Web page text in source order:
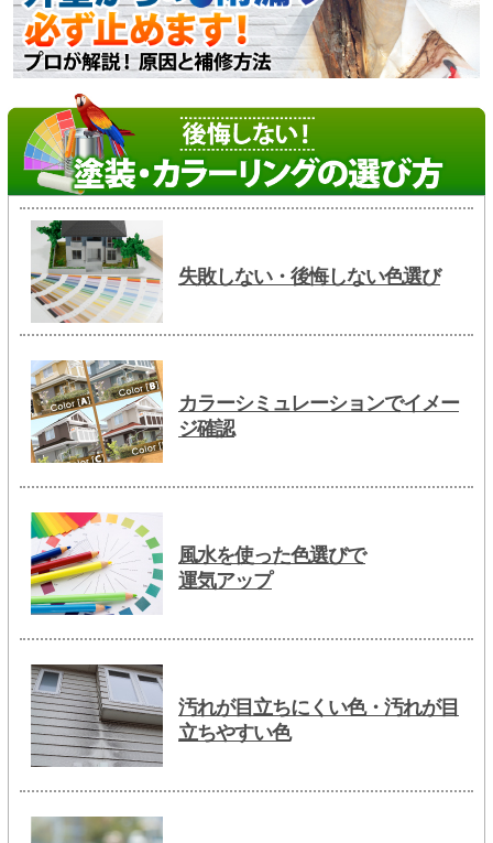
失敗しない・後悔しない色選び
カラーシミュレーションでイメー
ジ確認
風水を使った色選びで
運気アップ
汚れが目立ちにくい色・汚れが目
立ちやすい色